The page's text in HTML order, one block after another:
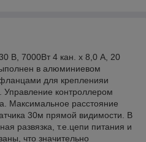
В, 7000Вт 4 кан. х 8,0 А, 20
в алюминиевом
для крепленияи
контроллером
Максимальное расстояние
30м прямой видимости. В
развязка, т.е.цепи питания и
что значительно